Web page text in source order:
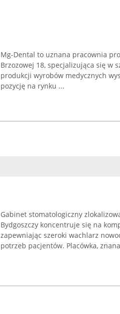
Mg-Dental to uznana pracownia
Brzozowej 18, specjalizująca się w
produkcji wyrobów medycznych
pozycję na rynku ...
Gabinet stomatologiczny
Bydgoszczy koncentruje się na
zapewniając szeroki wachlarz
potrzeb pacjentów. Placówka,